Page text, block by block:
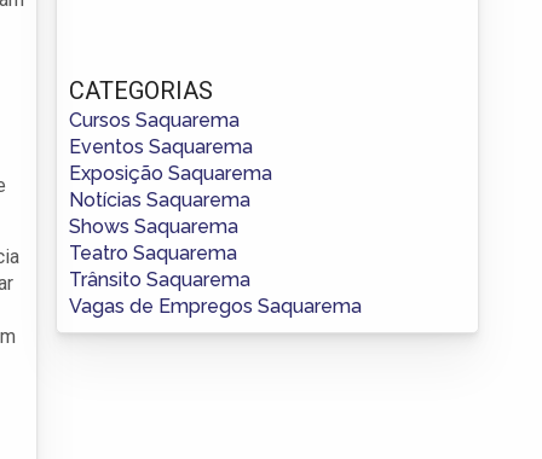
CATEGORIAS
Cursos Saquarema
Eventos Saquarema
Exposição Saquarema
Notícias Saquarema
Shows Saquarema
Teatro Saquarema
Trânsito Saquarema
Vagas de Empregos Saquarema